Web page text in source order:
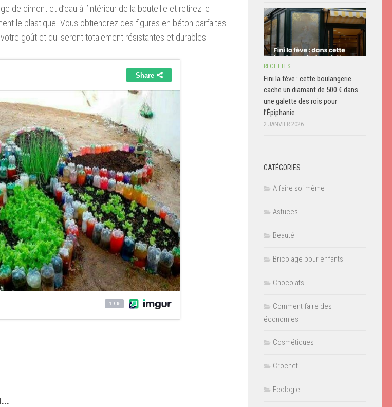
de ciment et d’eau à l’intérieur de la bouteille et retirez le
le plastique. Vous obtiendrez des figures en béton parfaites
goût et qui seront totalement résistantes et durables.
RECETTES
Fini la fève : cette boulangerie
cache un diamant de 500 € dans
une galette des rois pour
l’Épiphanie
2 JANVIER 2026
CATÉGORIES
A faire soi même
Astuces
Beauté
Bricolage pour enfants
Chocolats
Comment faire des
économies
Cosmétiques
Crochet
Ecologie